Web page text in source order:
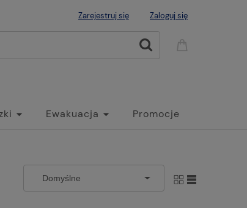
Zarejestruj się Zaloguj się
Ewakuacja Promocje